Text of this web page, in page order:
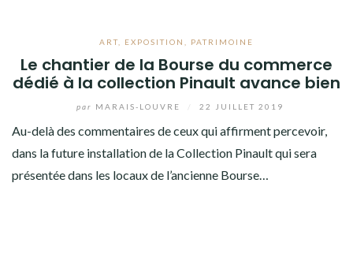
ART EXPOSITION PATRIMOINE
Le chantier de la Bourse du commerce
dédié à la collection Pinault avance bien
par MARAIS-LOUVRE 22 JUILLET 2019
Au-delà des commentaires de ceux qui affirment percevoir,
dans la future installation de la Collection Pinault qui sera
présentée dans les locaux de l’ancienne Bourse…